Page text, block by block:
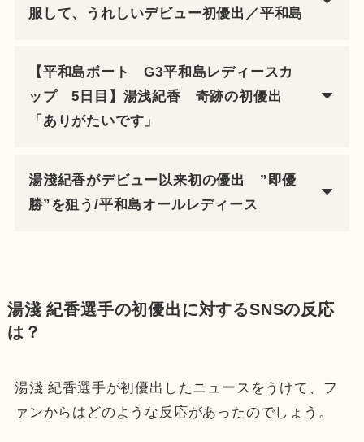
服して、うれしいデビュー初優出／平和島
【平和島ボート G3平和島レディースカ
ップ 5日目】湯浅紀香 奇跡の初優出
「ありがたいです」
湯淺紀香がデビュー以来初の優出 ”即優
勝”を狙う/平和島オールレディース
湯淺 紀香選手の初優出に対するSNSの反応
は？
湯淺 紀香選手が初優出したニュースをうけて、フ
ァンからはどのような反応があったのでしょう。